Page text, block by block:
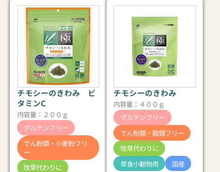
チモシーのきわみ ビ
タミンC
内容量：２００ｇ
グルテンフリー
でん粉類・小麦粉フリ
ー
牧草代わりに
チモシーのきわみ
内容量：４００ｇ
グルテンフリー
でん粉類・穀類フリー
牧草代わりに
草食小動物用
国産